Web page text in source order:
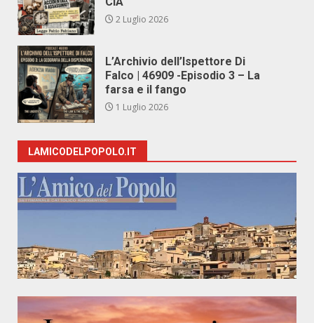
2 Luglio 2026
L’Archivio dell’Ispettore Di
Falco | 46909 -Episodio 3 – La
farsa e il fango
1 Luglio 2026
LAMICODELPOPOLO.IT